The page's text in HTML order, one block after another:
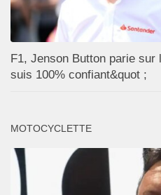
F1, Jenson Button parie sur
suis 100% confiant&quot ;
MOTOCYCLETTE